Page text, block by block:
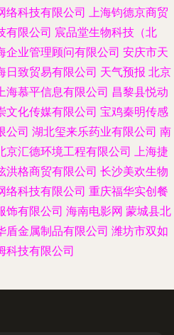
络科技有限公司 上海钧德京商贸
有限公司 宸品堂生物科技（北
企业管理顾问有限公司 安庆市天
日致贸易有限公司 天气预报 北京
海慕平信息有限公司 昌黎县悦动
文化传媒有限公司 宝鸡秦明传感
公司 湖北玺来乐药业有限公司 南
京汇德环境工程有限公司 上海捷
洪格商贸有限公司 长沙美欢生物
络科技有限公司 重庆福华实创餐
饰有限公司 海南电影网 蒙城县北
盾金属制品有限公司 潍坊市双如
科技有限公司